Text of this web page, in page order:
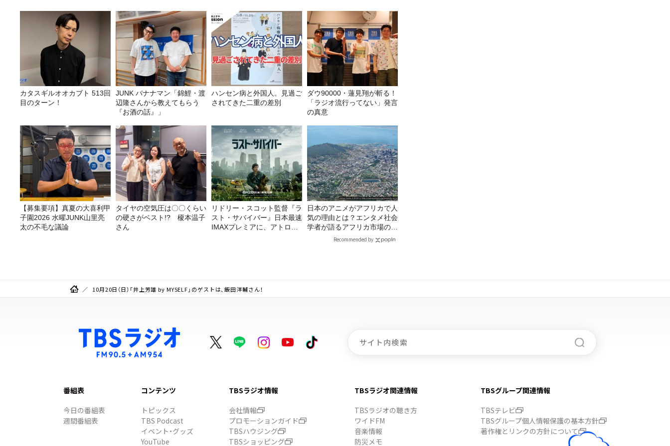
カタスギルオオカブト 513回
目のターン！
JUNK バナナマン「錦鯉・渡
辺隆さんから教えてもらう
『お酒の話』」
ハンセン病と外国人。見過ご
されてきた二重の差別
ダウ90000・蓮見翔が斬る！
「ラジオ流行ってない」発言
の真意
【募集要項】真夏の大喜利甲
子園2026 水曜JUNK山里亮
太の不毛な議論
タイヤの空気圧は〇〇くらい
の硬さがベスト!? 榎本温子
さん
リドリー・スコット監督『ラ
スト・サバイバー』日本最速
IMAXプレミアに、アトロク
日本のアニメがアフリカで人
気の理由とは？エンタメ社会
学者が語るアフリカ市場のリ
Recommended by
10⽉20⽇（⽇）「井上芳雄 by MYSELF」のゲストは、飯⽥洋輔さん！
番組表
今日の番組表
週間番組表
コンテンツ
トピックス
TBS Podcast
イベント・グッズ
YouTube
TBSラジオ情報
会社情報
プロモーションガイド
TBSハウジング
TBSショッピング
TBSラジオ関連情報
TBSラジオの聴き方
ワイドFM
音楽情報
防災メモ
TBSグループ関連情報
TBSテレビ
TBSグループ個人情報保護の基本方針
著作権とリンクの方針について